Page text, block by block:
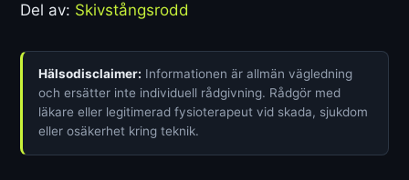
Del av: Skivstångsrodd
Hälsodisclaimer: Informationen är allmän vägledning
och ersätter inte individuell rådgivning. Rådgör med
läkare eller legitimerad fysioterapeut vid skada, sjukdom
eller osäkerhet kring teknik.